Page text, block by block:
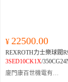
¥ 22500.00
REXROTH力士樂球閥
3SED10CK1X/
廈門康百世機電有限公司